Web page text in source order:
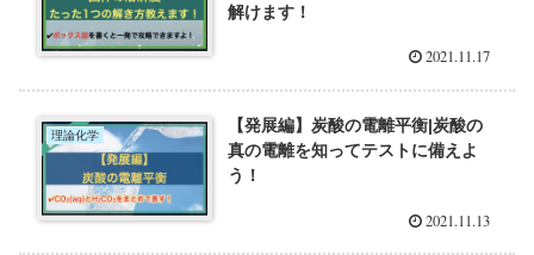
解けます！
2021.11.17
理論化学
【発展編】炭酸の電離平衡|炭酸の
真の電離を知ってテストに備えよ
う！
2021.11.13